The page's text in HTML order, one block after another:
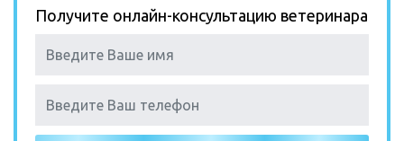
Получите онлайн-консультацию ветеринара